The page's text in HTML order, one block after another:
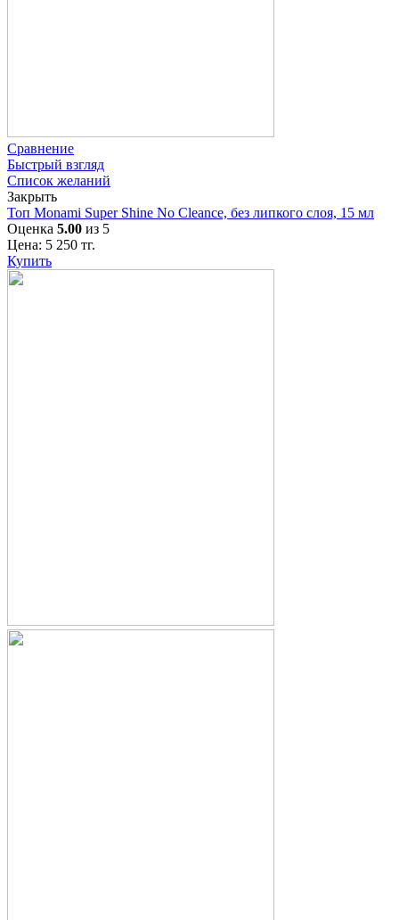
Сравнение
Быстрый взгляд
Список желаний
Закрыть
Топ Monami Super Shine No Cleance, без липкого слоя, 15 мл
Оценка 5.00 из 5
Цена: 5 250 тг.
Купить